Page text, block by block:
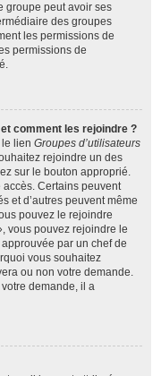
groupe peut avoir ses
des groupes
les permissions de
permissions de
comment les rejoindre ?
lien Groupes d’utilisateurs
rejoindre un des
sur le bouton approprié.
Certains peuvent
et d’autres peuvent même
pouvez le rejoindre
vous pouvez rejoindre le
par un chef de
vous souhaitez
ou non votre demande.
votre demande, il a